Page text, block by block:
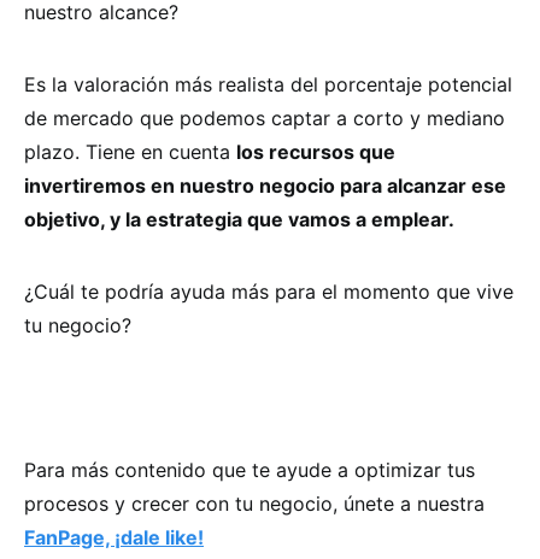
nuestro alcance?
Es la valoración más realista del porcentaje potencial
de mercado que podemos captar a corto y mediano
plazo. Tiene en cuenta los recursos que
invertiremos en nuestro negocio para alcanzar ese
objetivo, y la estrategia que vamos a emplear.
¿Cuál te podría ayuda más para el momento que vive
tu negocio?
Para más contenido que te ayude a optimizar tus
procesos y crecer con tu negocio, únete a nuestra
FanPage, ¡dale like!